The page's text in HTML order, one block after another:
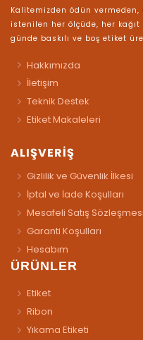
Kalitemizden ödün
istenilen her ölçüde, her
günde baskılı ve boş etiket
Hakkımızda
İletişim
Teknik Destek
Etiket Makaleleri
ALIŞVERİŞ
Gizlilik ve Güvenlik İlkesi
İptal ve İade Koşulları
Mesafeli Satış Sözleşmesi
Garanti Koşulları
Hesabım
ÜRÜNLER
Etiket
Ribon
Yıkama Etiketi